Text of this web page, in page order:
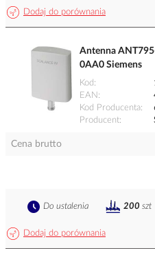
Dodaj do porównania
Antenna
0AA0 Siemens
Kod
EAN
Kod Producenta
Producent
Cena brutto
Dodaj do porównania
Do ustalenia 200 szt